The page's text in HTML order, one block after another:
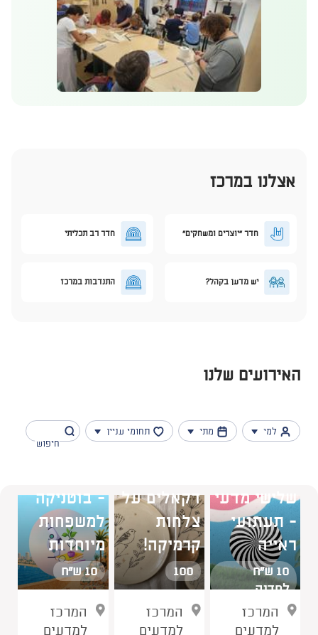
אצלנו במרכז
חדר "יוצרים ומשחקים" חדר רב תכליתי
יש מדען בקהל? התנדבות במרכז
האירועים שלנו
למי מתי תחומי עניין
נמצאו 4 תוצאות
שלישי מדעי
- תעתועי
ראייה
10 ש"ח
לסדנה
המרכז
למדעים
דקאלים על
צלחות
קרמיקה!
100
המרכז
למדעים
- בוטניקה
למשפחות
מיוחדות
10 ש"ח
המרכז
למדעים